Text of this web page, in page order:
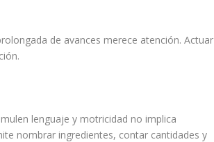
de avances merece atención. Actuar
lenguaje y motricidad no implica
nombrar ingredientes, contar cantidades y